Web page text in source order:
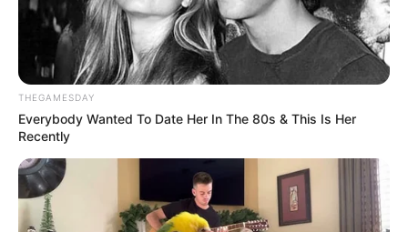
THEGAMESDAY
Everybody Wanted To Date Her In The 80s & This Is Her
Recently